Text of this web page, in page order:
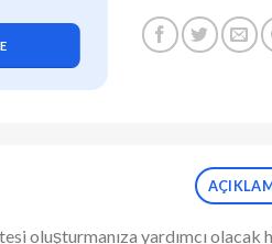
oluşturmanıza yardımcı